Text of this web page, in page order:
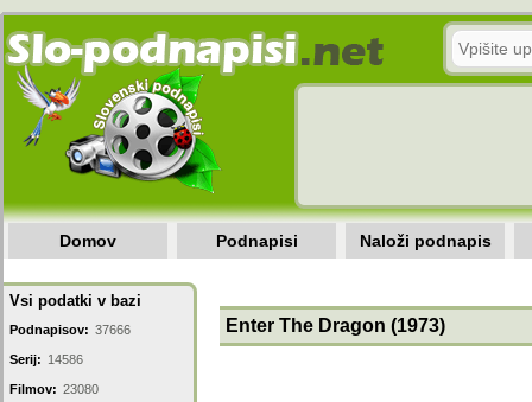
Domov Podnapisi Naloži podnapis
Vsi podatki v bazi
Podnapisov: 37666
Serij: 14586
Filmov: 23080
Enter The Dragon (1973)